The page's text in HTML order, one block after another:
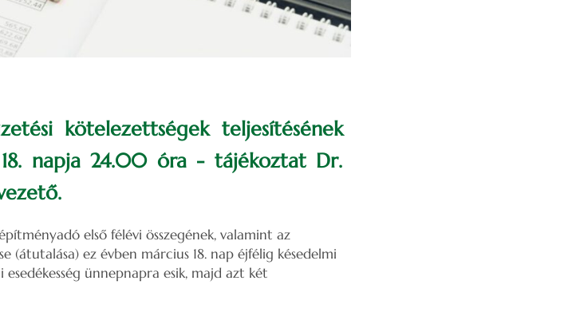
kötelezettségek teljesítésének
18. napja 24.00 óra - tájékoztat Dr.
első félévi összegének, valamint az
(átutalása) ez évben március 18. nap éjfélig késedelmi
ünnepnapra esik, majd azt két